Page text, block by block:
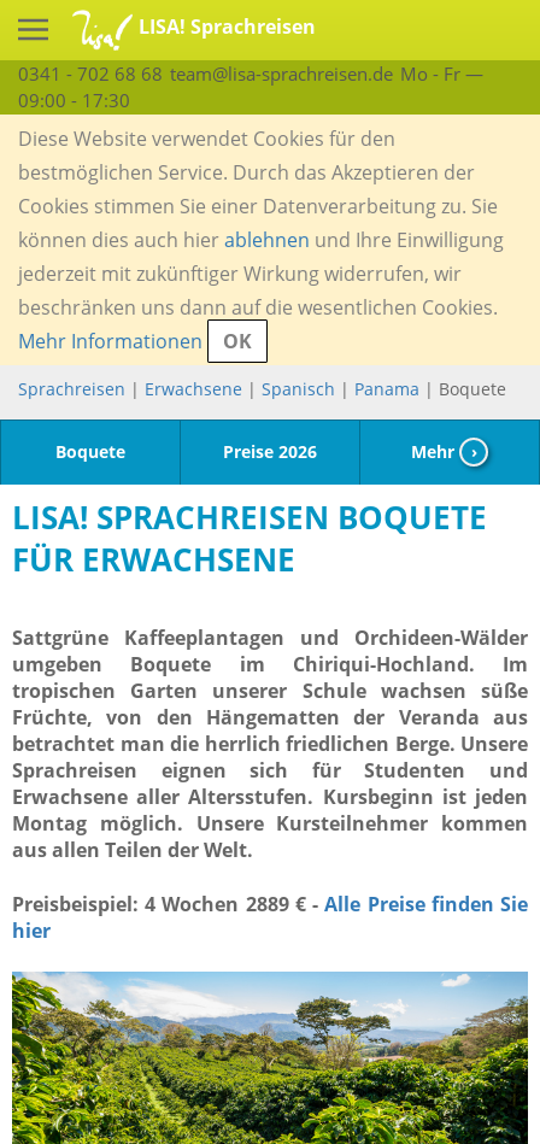
LISA! Sprachreisen
0341 - 702 68 68 team@lisa-sprachreisen.de Mo - Fr —
09:00 - 17:30
Diese Website verwendet Cookies für den
bestmöglichen Service. Durch das Akzeptieren der
Cookies stimmen Sie einer Datenverarbeitung zu. Sie
können dies auch hierablehnen und Ihre Einwilligung
jederzeit mit zukünftiger Wirkung widerrufen, wir
beschränken uns dann auf die wesentlichen Cookies.
Mehr Informationen
OK
Sprachreisen | Erwachsene | Spanisch | Panama | Boquete
Boquete Preise 2026 Mehr ›
LISA! SPRACHREISEN BOQUETE
FÜR ERWACHSENE
Sattgrüne Kaffeeplantagen und Orchideen-Wälder
umgeben Boquete im Chiriqui-Hochland. Im
tropischen Garten unserer Schule wachsen süße
Früchte, von den Hängematten der Veranda aus
betrachtet man die herrlich friedlichen Berge. Unsere
Sprachreisen eignen sich für Studenten und
Erwachsene aller Altersstufen. Kursbeginn ist jeden
Montag möglich. Unsere Kursteilnehmer kommen
aus allen Teilen der Welt.
Preisbeispiel: 4 Wochen 2889 € -Alle Preise finden Sie
hier